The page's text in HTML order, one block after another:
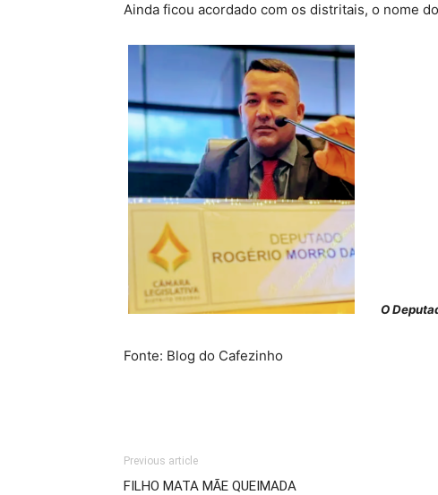
Ainda ficou acordado com os distritais, o nome
O
Fonte: Blog do Cafezinho
Previous article
FILHO MATA MÃE QUEIMADA